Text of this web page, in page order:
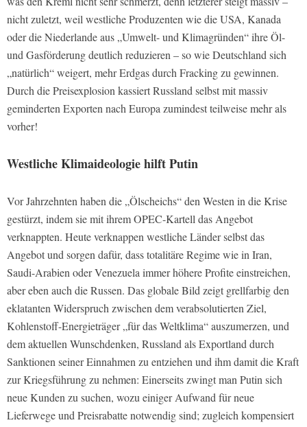
nicht zuletzt, weil westliche Produzenten wie die USA, Kanada
oder die Niederlande aus „Umwelt- und Klimagründen“ ihre Öl-
und Gasförderung deutlich reduzieren – so wie Deutschland sich
„natürlich“ weigert, mehr Erdgas durch Fracking zu gewinnen.
Durch die Preisexplosion kassiert Russland selbst mit massiv
geminderten Exporten nach Europa zumindest teilweise mehr als
vorher!
Westliche Klimaideologie hilft Putin
Vor Jahrzehnten haben die „Ölscheichs“ den Westen in die Krise
gestürzt, indem sie mit ihrem OPEC-Kartell das Angebot
verknappten. Heute verknappen westliche Länder selbst das
Angebot und sorgen dafür, dass totalitäre Regime wie in Iran,
Saudi-Arabien oder Venezuela immer höhere Profite einstreichen,
aber eben auch die Russen. Das globale Bild zeigt grellfarbig den
eklatanten Widerspruch zwischen dem verabsolutierten Ziel,
Kohlenstoff-Energieträger „für das Weltklima“ auszumerzen, und
dem aktuellen Wunschdenken, Russland als Exportland durch
Sanktionen seiner Einnahmen zu entziehen und ihm damit die Kraft
zur Kriegsführung zu nehmen: Einerseits zwingt man Putin sich
neue Kunden zu suchen, wozu einiger Aufwand für neue
Lieferwege und Preisrabatte notwendig sind; zugleich kompensiert